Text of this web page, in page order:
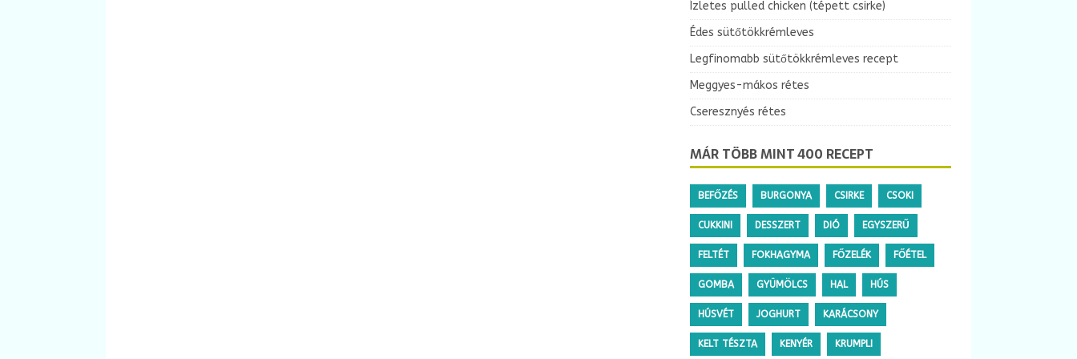
Ízletes pulled chicken (tépett csirke)
Édes sütőtökkrémleves
Legfinomabb sütőtökkrémleves recept
Meggyes-mákos rétes
Cseresznyés rétes
MÁR TÖBB MINT 400 RECEPT
BEFŐZÉS BURGONYA CSIRKE CSOKI
CUKKINI DESSZERT DIÓ EGYSZERŰ
FELTÉT FOKHAGYMA FŐZELÉK FŐÉTEL
GOMBA GYÜMÖLCS HAL HÚS
HÚSVÉT JOGHURT KARÁCSONY
KELT TÉSZTA KENYÉR KRUMPLI